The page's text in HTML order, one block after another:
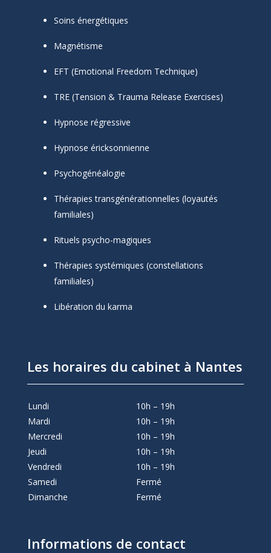
Soins énergétiques
Magnétisme
EFT (Emotional Freedom Technique)
TRE (Tension & Trauma Release Exercises)
Hypnose régressive
Hypnose éricksonnienne
Psychogénéalogie
Thérapies transgénérationnelles (loyautés
familiales)
Rituels psycho-magiques
Thérapies systémiques (constellations
familiales)
Libération du karma
Les horaires du cabinet à Nantes
Lundi
10h – 19h
Mardi
10h – 19h
Mercredi
10h – 19h
Jeudi
10h – 19h
Vendredi
10h – 19h
Samedi
Fermé
Dimanche
Fermé
Informations de contact